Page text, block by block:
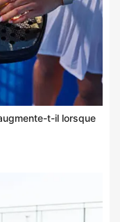
t-il lorsque